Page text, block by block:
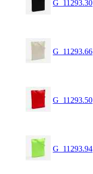
G_11293.30
G_11293.66
G_11293.50
G_11293.94